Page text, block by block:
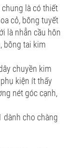
là có thiết
cỏ, bông tuyết
là nhẫn cầu hôn
bông tai kim
chuyền kim
kiện ít thấy
nét góc cạnh,
dành cho chàng